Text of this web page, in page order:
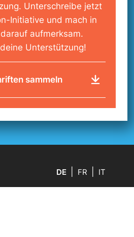
Unterschreibe jetzt
Initiative und mach in
aufmerksam.
Unterstützung!
sammeln
DE FR IT